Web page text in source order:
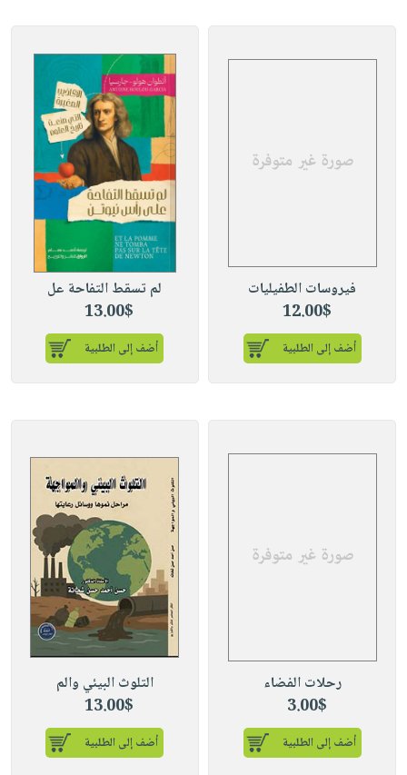
فيروسات الطفيليات
12.00$
أضف إلى الطلبية
لم تسقط التفاحة عل
13.00$
أضف إلى الطلبية
رحلات الفضاء
3.00$
أضف إلى الطلبية
التلوث البيئي والم
13.00$
أضف إلى الطلبية